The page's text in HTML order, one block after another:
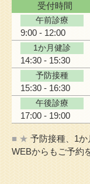
受付時間
午前診療
9:00 - 12:00
1か月健診
14:30 - 15:30
予防接種
15:30 - 16:30
午後診療
17:00 - 19:00
■ ★ 予防接種、1か
WEBからもご予約